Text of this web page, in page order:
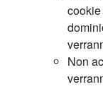
Non